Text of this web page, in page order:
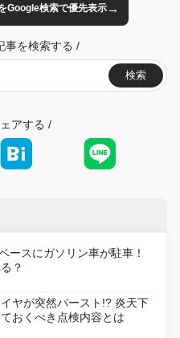
Google検索で優先表示→
事を検索する /
検索
アする /
ースにガソリン車が駐車！
？
ヤが突然バースト!? 炎天下
おくべき点検内容とは